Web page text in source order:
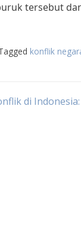
tersebut
konflik
di